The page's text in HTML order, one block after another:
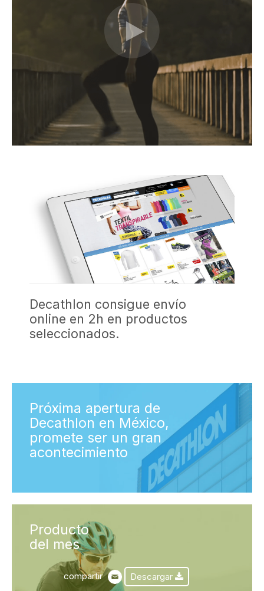
Decathlon consigue envío
online en 2h en productos
seleccionados.
Próxima apertura de
Decathlon en México,
promete ser un gran
acontecimiento
Producto
del mes
compartir Descargar